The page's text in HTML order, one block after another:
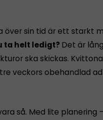
över sin tid är ett starkt
ta helt ledigt? Det är
ska skickas.
veckors obehandlad
så. Med lite planering